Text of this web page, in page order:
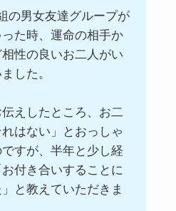
の男女友達グループが
た時、運命の相手か
性の良いお二人がい
した。
えしたところ、お二
はない」とおっしゃ
すが、半年と少し経
付き合いすることに
と教えていただきま